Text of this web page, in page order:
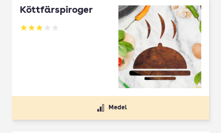
Köttfärspiroger
Betyg: 3 av 5
Medel